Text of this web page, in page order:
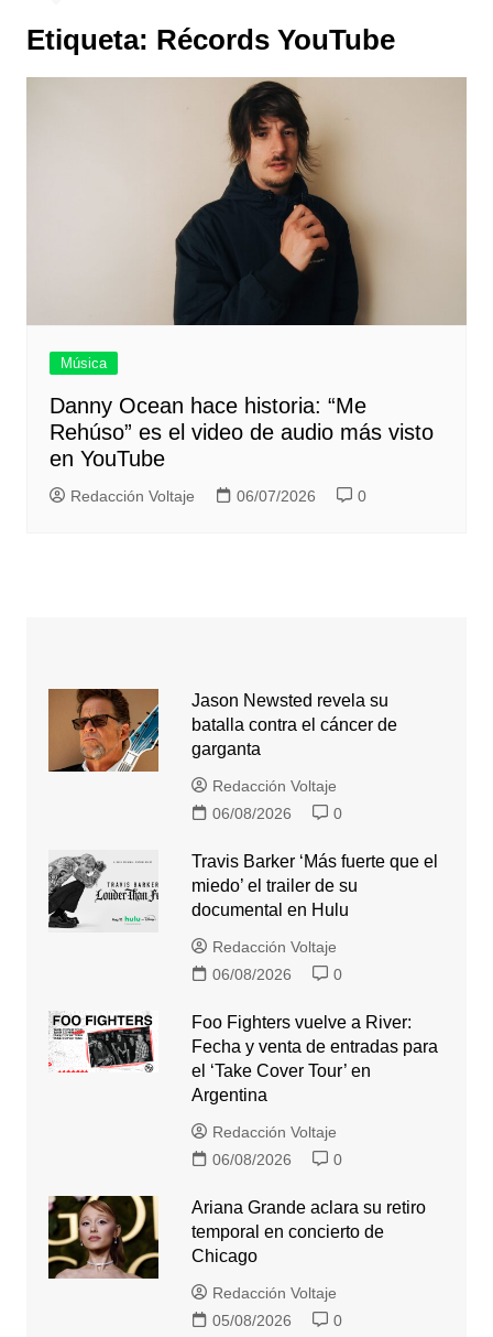
Etiqueta: Récords YouTube
Música
Danny Ocean hace historia: “Me
Rehúso” es el video de audio más visto
en YouTube
Redacción Voltaje 06/07/2026 0
Jason Newsted revela su
batalla contra el cáncer de
garganta
Redacción Voltaje
06/08/2026
0
Travis Barker ‘Más fuerte que el
miedo’ el trailer de su
documental en Hulu
Redacción Voltaje
06/08/2026
0
Foo Fighters vuelve a River:
Fecha y venta de entradas para
el ‘Take Cover Tour’ en
Argentina
Redacción Voltaje
06/08/2026
0
Ariana Grande aclara su retiro
temporal en concierto de
Chicago
Redacción Voltaje
05/08/2026
0